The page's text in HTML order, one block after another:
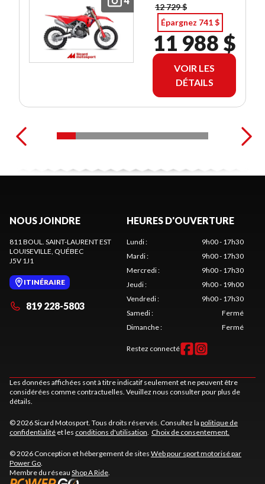
12 729 $
Épargnez 741 $
11 988 $
VOIR LES
DÉTAILS
NOUS JOINDRE
811 BOUL. SAINT-LAURENT EST
LOUISEVILLE, QUÉBEC
J5V 1J1
ITINÉRAIRE
819 228-5803
HEURES D'OUVERTURE
Lundi:
9h00 - 17h30
Mardi:
9h00 - 17h30
Mercredi:
9h00 - 17h30
Jeudi:
9h00 - 19h00
Vendredi:
9h00 - 17h30
Samedi:
Fermé
Dimanche: Fermé
Restez connecté
Les données affichées sont à titre indicatif seulement et ne peuvent être
considérées comme contractuelles. Veuillez nous consulter pour plus de
détails.
© 2026 Sicard Motosport. Tous droits réservés. Consultez la politique de
confidentialité et les conditions d'utilisation. Choix de consentement.
© 2026 Conception et hébergement de sites Web pour sport motorisé par
Power Go.
Membre du réseau Shop A Ride.